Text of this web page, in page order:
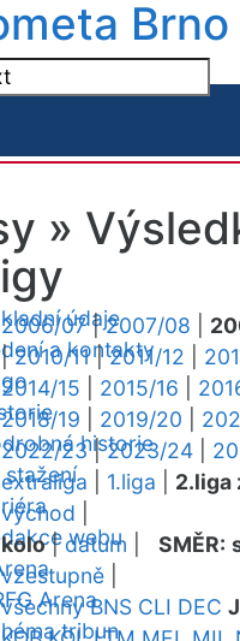
Brno
údaje
a kontakty
historie
stažení
webu
Arena
tribun
»
2006/07|2007/08
|2010/11|2011/12
2014/15
2015/16
2018/19
2019/20
2022/23|2023/24
extraliga 1.liga 2.liga
východ
kolo|datum SMĚR:
vzestupně
všechny BNS CLI DEC